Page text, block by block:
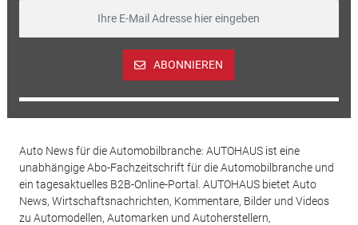
ABONNIEREN
Auto News für die Automobilbranche: AUTOHAUS ist eine
unabhängige Abo-Fachzeitschrift für die Automobilbranche und
ein tagesaktuelles B2B-Online-Portal. AUTOHAUS bietet Auto
News, Wirtschaftsnachrichten, Kommentare, Bilder und Videos
zu Automodellen, Automarken und Autoherstellern,